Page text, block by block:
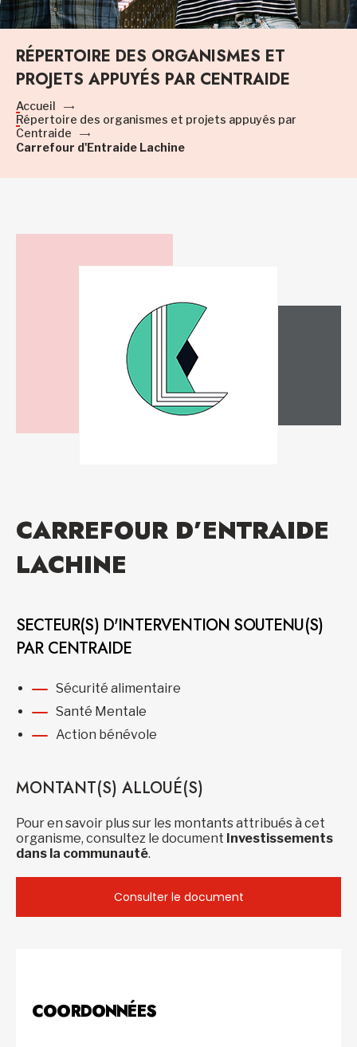
RÉPERTOIRE DES ORGANISMES ET
PROJETS APPUYÉS PAR CENTRAIDE
Accueil
Répertoire des organismes et projets appuyés par
Centraide
Carrefour d'Entraide Lachine
CARREFOUR D’ENTRAIDE
LACHINE
SECTEUR(S) D'INTERVENTION SOUTENU(S)
PAR CENTRAIDE
Sécurité alimentaire
Santé Mentale
Action bénévole
MONTANT(S) ALLOUÉ(S)
Pour en savoir plus sur les montants attribués à cet
organisme, consultez le document Investissements
dans la communauté.
Consulter le document
COORDONNÉES